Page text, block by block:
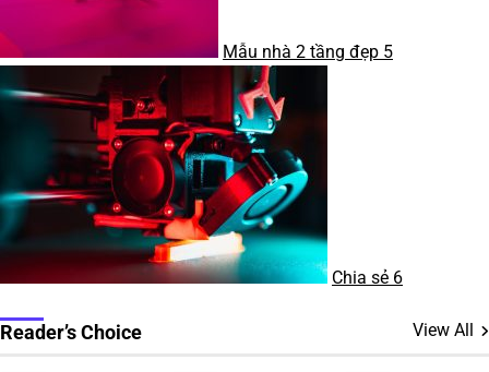
Mẫu nhà 2 tầng đẹp 5
Chia sẻ 6
Reader’s Choice View All